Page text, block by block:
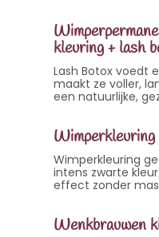
kleuring + lash
Lash Botox voedt
maakt ze voller,
een natuurlijke,
Wimperkleuring
Wimperkleuring
intens zwarte
effect zonder
Wenkbrauwen